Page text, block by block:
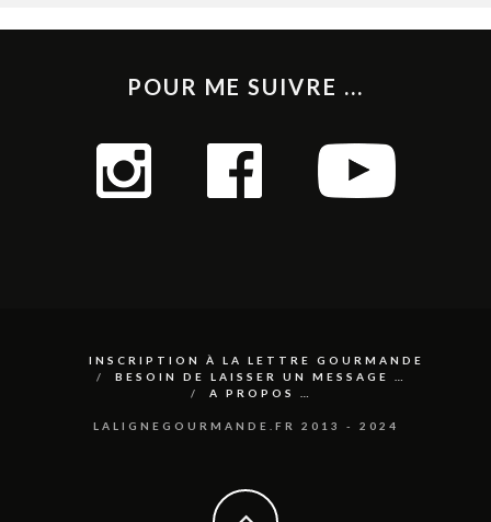
POUR ME SUIVRE ...
INSCRIPTION À LA LETTRE GOURMANDE
BESOIN DE LAISSER UN MESSAGE …
A PROPOS …
LALIGNEGOURMANDE.FR 2013 - 2024